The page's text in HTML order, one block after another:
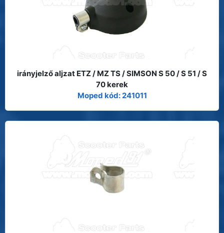
irányjelző aljzat ETZ / MZ TS / SIMSON S 50 / S 51 / S
70 kerek
Moped kód: 241011